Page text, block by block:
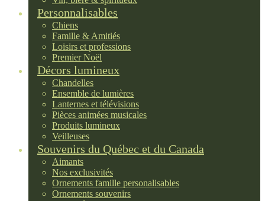
Personnalisables
Chiens
Famille & Amitiés
Loisirs et professions
Premier Noël
Décors lumineux
Chandelles
Ensemble de lumières
Lanternes et télévisions
Pièces animées musicales
Produits lumineux
Veilleuses
Souvenirs du Québec et du Canada
Aimants
Nos exclusivités
Ornements famille personalisables
Ornements souvenirs